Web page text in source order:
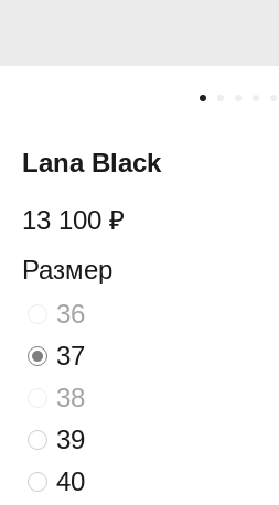
Lana Black
13 100 ₽
Размер
36
37
38
39
40